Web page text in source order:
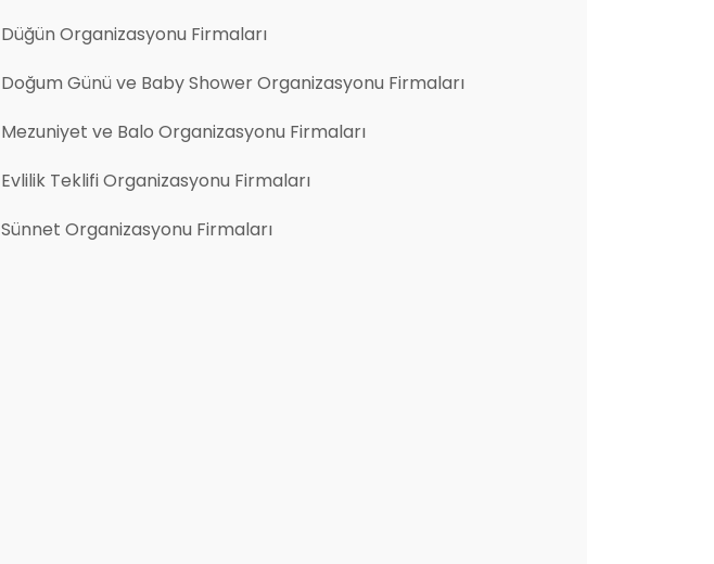
Düğün Organizasyonu Firmaları
Doğum Günü ve Baby Shower Organizasyonu Firmaları
Mezuniyet ve Balo Organizasyonu Firmaları
Evlilik Teklifi Organizasyonu Firmaları
Sünnet Organizasyonu Firmaları